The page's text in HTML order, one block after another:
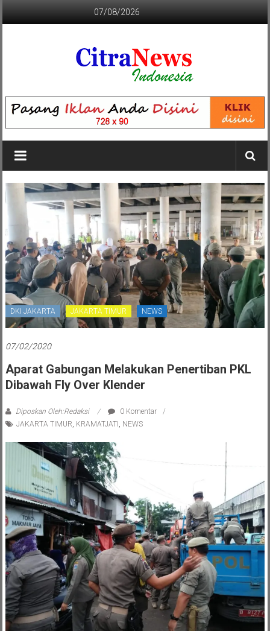
07/08/2026
CITRANEWS
INDONESIA
BERANI
DAN
KRISTIS
DKI JAKARTA JAKARTA TIMUR NEWS
07/02/2020
Aparat Gabungan Melakukan Penertiban PKL
Dibawah Fly Over Klender
Diposkan Oleh:Redaksi
0 Komentar
JAKARTA TIMUR, KRAMATJATI, NEWS